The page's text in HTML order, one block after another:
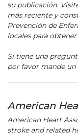
su publicación.
más reciente y
Prevención de
locales para
Si tiene una
por favor mande
American
American Heart
stroke and related